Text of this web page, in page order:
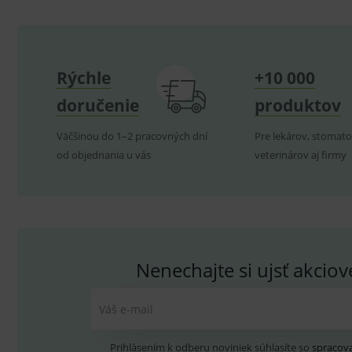
Rýchle
doručenie
Väčšinou do 1–2 pracovných dní
od objednania u vás
+10 000
produktov
Pre lekárov,
veterinárov aj firmy
Nenechajte si ujsť
Váš e-mail
Prihlásením k odberu noviniek súhlasíte so
193359858-4
_ga
sid
Název
_gcl_au
test_cookie